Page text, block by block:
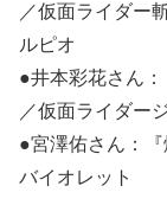
／仮面ライダー
ルピオ
●井本彩花さん
／仮面ライダー
●宮澤佑さん：
バイオレット